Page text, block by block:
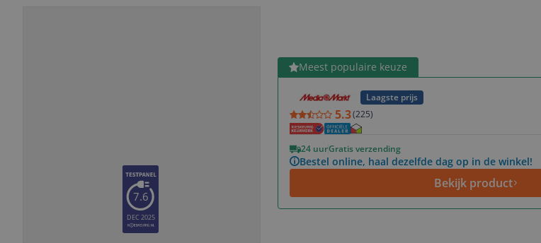
7.6
DEC 2025
Meest populaire keuze
Laagste prijs
5.3(225)
24 uurGratis verzending
Bestel online, haal dezelfde dag op in de winkel!
Bekijk product
Bekijk product